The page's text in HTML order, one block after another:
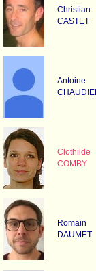
Christian
CASTET
Antoine
Clothilde
COMBY
Romain
DAUMET